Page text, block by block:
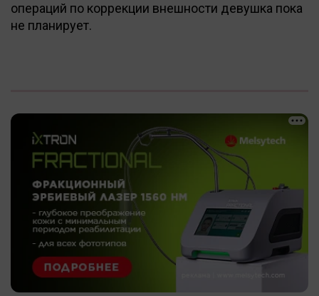
операций по коррекции внешности девушка пока
не планирует.